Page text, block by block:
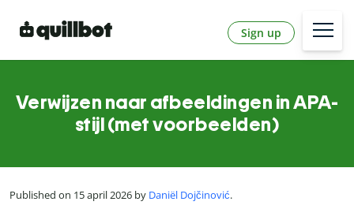
Sign up
Verwijzen naar afbeeldingen in APA-
stijl (met voorbeelden)
Published on 15 april 2026 by Daniël Dojčinović.